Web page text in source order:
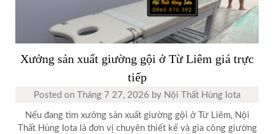
Xưởng sản xuất giường gội ở Từ Liêm giá trực
tiếp
Posted on Tháng 7 27, 2026 by Nội Thất Hùng Iota
Nếu đang tìm xưởng sản xuất giường gội ở Từ Liêm, Nội
Thất Hùng Iota là đơn vị chuyên thiết kế và gia công giường